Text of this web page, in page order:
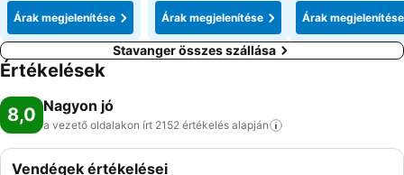
Árak megjelenítése Árak megjelenítése
Árak megjelenítése
Stavanger összes szállása
Értékelések
8,0 Nagyon jó
a vezető oldalakon írt 2152 értékelés alapján
Vendégek értékelései